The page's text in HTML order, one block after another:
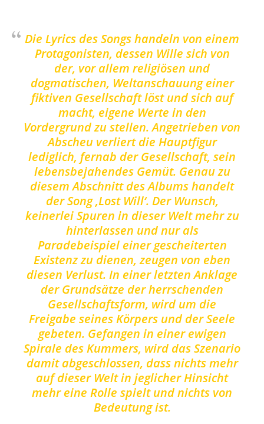
Die Lyrics des Songs handeln von einem
Protagonisten, dessen Wille sich von
der, vor allem religiösen und
dogmatischen, Weltanschauung einer
fiktiven Gesellschaft löst und sich auf
macht, eigene Werte in den
Vordergrund zu stellen. Angetrieben von
Abscheu verliert die Hauptfigur
lediglich, fernab der Gesellschaft, sein
lebensbejahendes Gemüt. Genau zu
diesem Abschnitt des Albums handelt
der Song ‚Lost Will‘. Der Wunsch,
keinerlei Spuren in dieser Welt mehr zu
hinterlassen und nur als
Paradebeispiel einer gescheiterten
Existenz zu dienen, zeugen von eben
diesen Verlust. In einer letzten Anklage
der Grundsätze der herrschenden
Gesellschaftsform, wird um die
Freigabe seines Körpers und der Seele
gebeten. Gefangen in einer ewigen
Spirale des Kummers, wird das Szenario
damit abgeschlossen, dass nichts mehr
auf dieser Welt in jeglicher Hinsicht
mehr eine Rolle spielt und nichts von
Bedeutung ist.